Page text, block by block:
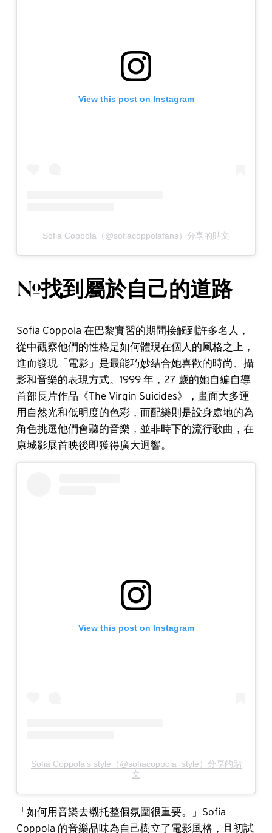
View this post on Instagram
Sofia Coppola（@sofiacoppolafans）分享的貼文
#找到屬於自己的道路
Sofia Coppola 在巴黎實習的期間接觸到許多名人，
從中觀察他們的性格是如何體現在個人的風格之上，
進而發現「電影」是最能巧妙結合她喜歡的時尚、攝
影和音樂的表現方式。1999 年，27 歲的她自編自導
首部長片作品《The Virgin Suicides》，畫面大多運
用自然光和低明度的色彩，而配樂則是設身處地的為
角色挑選他們會聽的音樂，並非時下的流行歌曲，在
康城影展首映後即獲得廣大迴響。
View this post on Instagram
Sofia Coppola’s style（@sofiacoppola_style）分享的貼
文
「如何用音樂去襯托整個氛圍很重要。」Sofia
Coppola 的音樂品味為自己樹立了電影風格，且初試